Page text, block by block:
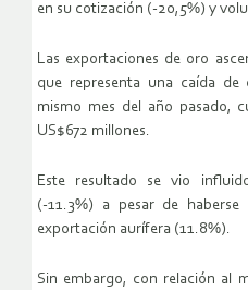
en su cotización (-20,5%) y
Las exportaciones de oro
que representa una caída
mismo mes del año pasado,
US$672 millones.
Este resultado se vio
(-11.3%) a pesar de
exportación aurífera (11.8%).
Sin embargo, con relación al